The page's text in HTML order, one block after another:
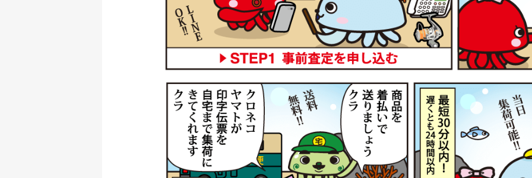
シマノ 電動リール 22 ビーストマスター MD 6000 未使用
釣具買取クーポン g-turi20260606 （2026/06/30迄）
シマノ 電動リール 24 ビーストマスター MD 12000 未使
用
釣具買取クーポン g-turi20260607 （2026/06/30迄）
シマノ 電動リール 26 ビーストマスター 1000 未使用
釣具買取クーポン g-turi20260608 （2026/06/30迄）
シマノ 電動リール 20 ビーストマスター MD 3000 未使用
釣具買取クーポン g-turi20260609 （2026/06/30迄）